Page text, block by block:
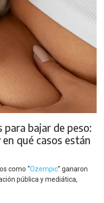
bajar de peso:
qué casos están
como “Ozempic” ganaron
pública y mediática,